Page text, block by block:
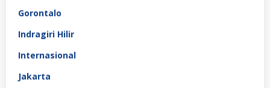
Gorontalo
Indragiri Hilir
Internasional
Jakarta